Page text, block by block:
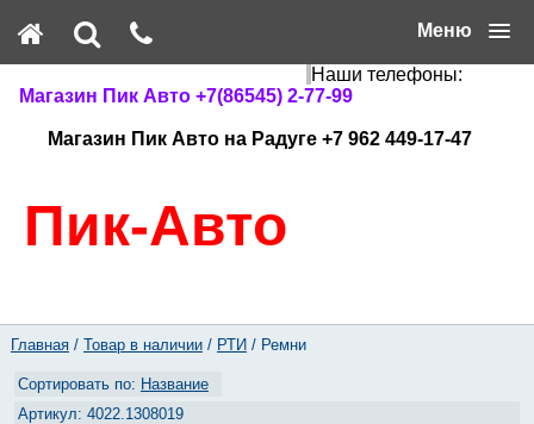
Меню
Наши телефоны:
Магазин Пик Авто +7(86545) 2-77-99
Магазин Пик Авто на Радуге +7 962 449-17-47
Пик-Авто
Главная/ Товар в наличии/ РТИ / Ремни
Название
4022.1308019